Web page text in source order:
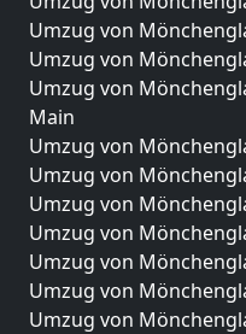
Umzug von
Umzug von
Umzug von
Main
Umzug von
Umzug von
Umzug von
Umzug von
Umzug von
Umzug von
Umzug von